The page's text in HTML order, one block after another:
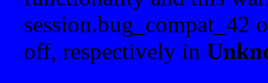
session.bug_compat_42
off, respectively in